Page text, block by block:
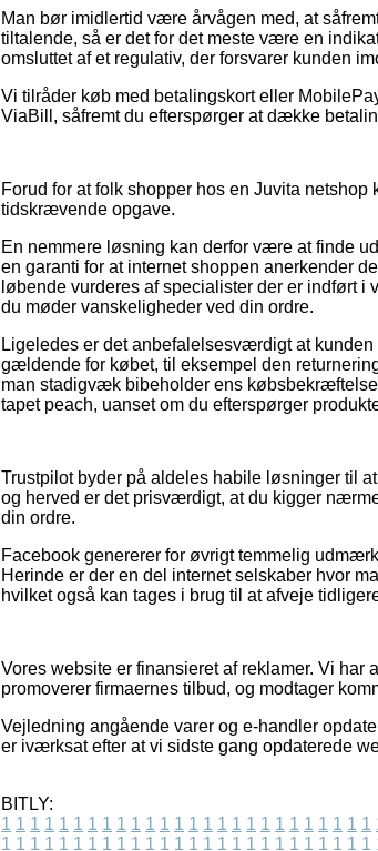
Man bør imidlertid være årvågen med, at
tiltalende, så er det for det meste være en
omsluttet af et regulativ, der forsvarer kunden
Vi tilråder køb med betalingskort eller
ViaBill, såfremt du efterspørger at dække
Forud for at folk shopper hos en Juvita
tidskrævende opgave.
En nemmere løsning kan derfor være at finde
en garanti for at internet shoppen anerkender
løbende vurderes af specialister der er indført
du møder vanskeligheder ved din ordre.
Ligeledes er det anbefalelsesværdigt at
gældende for købet, til eksempel den
man stadigvæk bibeholder ens
tapet peach, uanset om du efterspørger
Trustpilot byder på aldeles habile løsninger til
og herved er det prisværdigt, at du kigger
din ordre.
Facebook genererer for øvrigt temmelig
Herinde er der en del internet selskaber hvor
hvilket også kan tages i brug til at afveje
Vores website er finansieret af reklamer. Vi
promoverer firmaernes tilbud, og modtager
Vejledning angående varer og e-handler
er iværksat efter at vi sidste gang opdaterede
BITLY:
1 1 1 1 1 1 1 1 1 1 1 1 1 1 1 1 1 1 1 1 1 1 1 1 1 1
1 1 1 1 1 1 1 1 1 1 1 1 1 1 1 1 1 1 1 1 1 1 1 1 1 1